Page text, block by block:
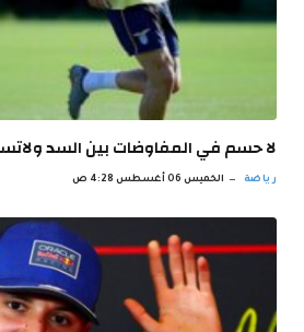
لا حسم في المفاوضات بين السد
رياضة الخميس 06 أغسطس 4:28 ص